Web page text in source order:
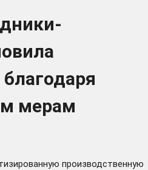
мерам
производственную